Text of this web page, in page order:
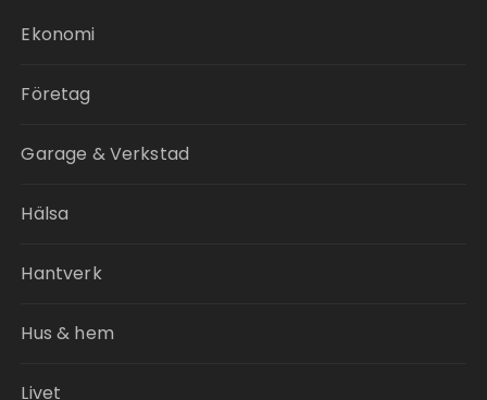
Ekonomi
Företag
Garage & Verkstad
Hälsa
Hantverk
Hus & hem
Livet